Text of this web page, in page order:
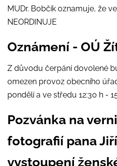
MUDr. Bobčík oznamuje, že
NEORDINUJE
Oznámení - OÚ
Z důvodu čerpání dovolené
omezen provoz obecního
pondělí a ve středu 12:30 h -
Pozvánka na
fotografií pana
vystoupení